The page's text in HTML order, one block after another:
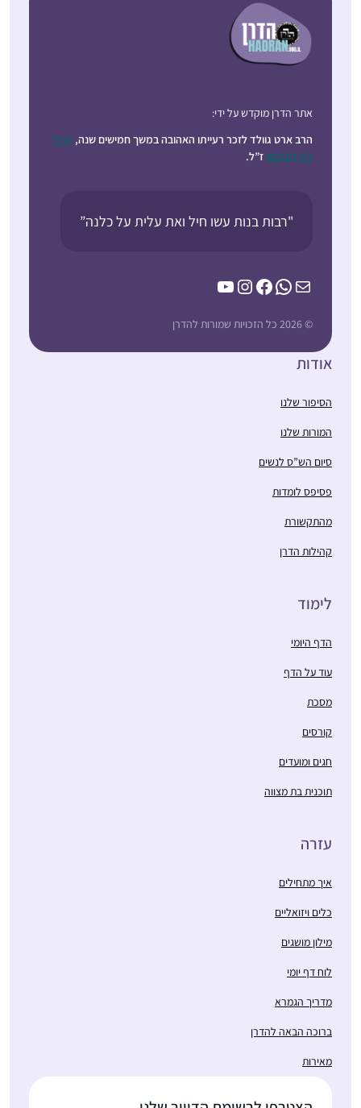
אתר הדרן מוקדש על ידי:
הרב ארט גוולד לזכר רעייתו האהובה במשך חמישים שנה, קרול
ג’וי רובינסון ז”ל.
"רבות בנות עשו חיל ואת עלית על כלנה”
Mail
WhatsApp
Facebook
Instagram
YouTube
© 2026 כל הזכויות שמורות להדרן
אודות
הסיפור שלנו
המורות שלנו
סיום הש”ס לנשים
פסיפס לומדות
מהתקשורת
קהילות הדרן
לימוד
הדף היומי
עוד על הדף
מסכת
קורסים
חגים ומועדים
תוכנית בת מצווה
עזרה
איך מתחילים
כלים ויזואליים
מילון מושגים
לוח דף יומי
מדריך הגמרא
ברוכה הבאה להדרן
מאירות